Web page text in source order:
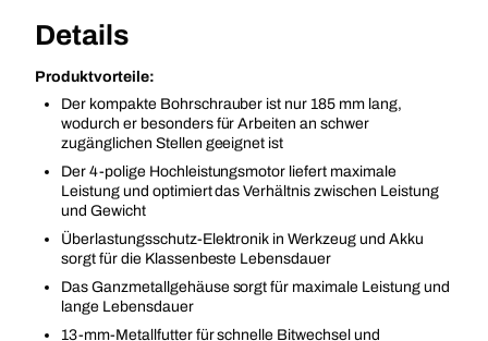
Details
Produktvorteile:
Der kompakte Bohrschrauber ist nur 185 mm lang,
wodurch er besonders für Arbeiten an schwer
zugänglichen Stellen geeignet ist
Der 4-polige Hochleistungsmotor liefert maximale
Leistung und optimiert das Verhältnis zwischen Leistung
und Gewicht
Überlastungsschutz-Elektronik in Werkzeug und Akku
sorgt für die Klassenbeste Lebensdauer
Das Ganzmetallgehäuse sorgt für maximale Leistung und
lange Lebensdauer
13-mm-Metallfutter für schnelle Bitwechsel und